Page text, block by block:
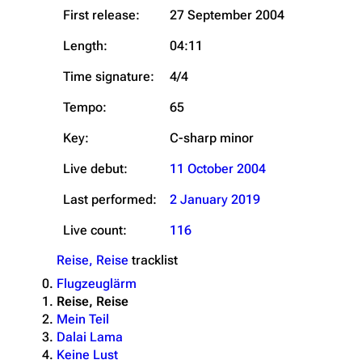
First release:
27 September 2004
Length:
04:11
Time signature:
4/4
Tempo:
65
Key:
C-sharp minor
Live debut:
11 October 2004
Last performed:
2 January 2019
Live count:
116
Reise, Reise tracklist
Flugzeuglärm
Reise, Reise
Mein Teil
Dalai Lama
Keine Lust